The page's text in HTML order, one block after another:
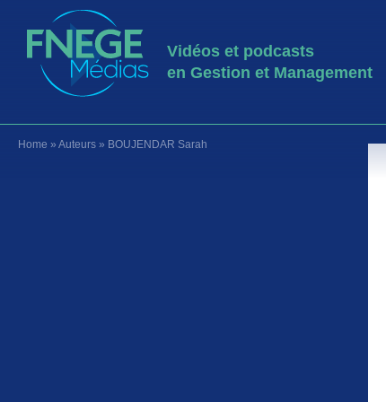
Vidéos et podcasts
en Gestion et Management
Home » Auteurs » BOUJENDAR Sarah